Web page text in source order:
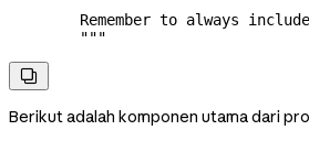
Remember to always
        """

Berikut adalah komponen utama dari